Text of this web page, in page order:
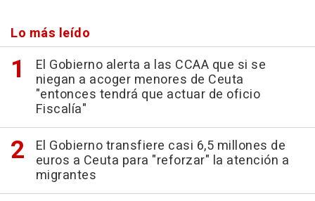
Lo más leído
El Gobierno alerta a las CCAA que si se
niegan a acoger menores de Ceuta
"entonces tendrá que actuar de oficio
Fiscalía"
El Gobierno transfiere casi 6,5 millones de
euros a Ceuta para "reforzar" la atención a
migrantes